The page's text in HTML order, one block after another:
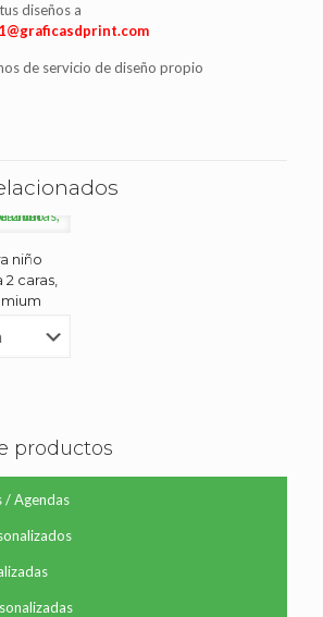
diseños a
de servicio de diseño propio
niño
caras,
productos
/ Agendas